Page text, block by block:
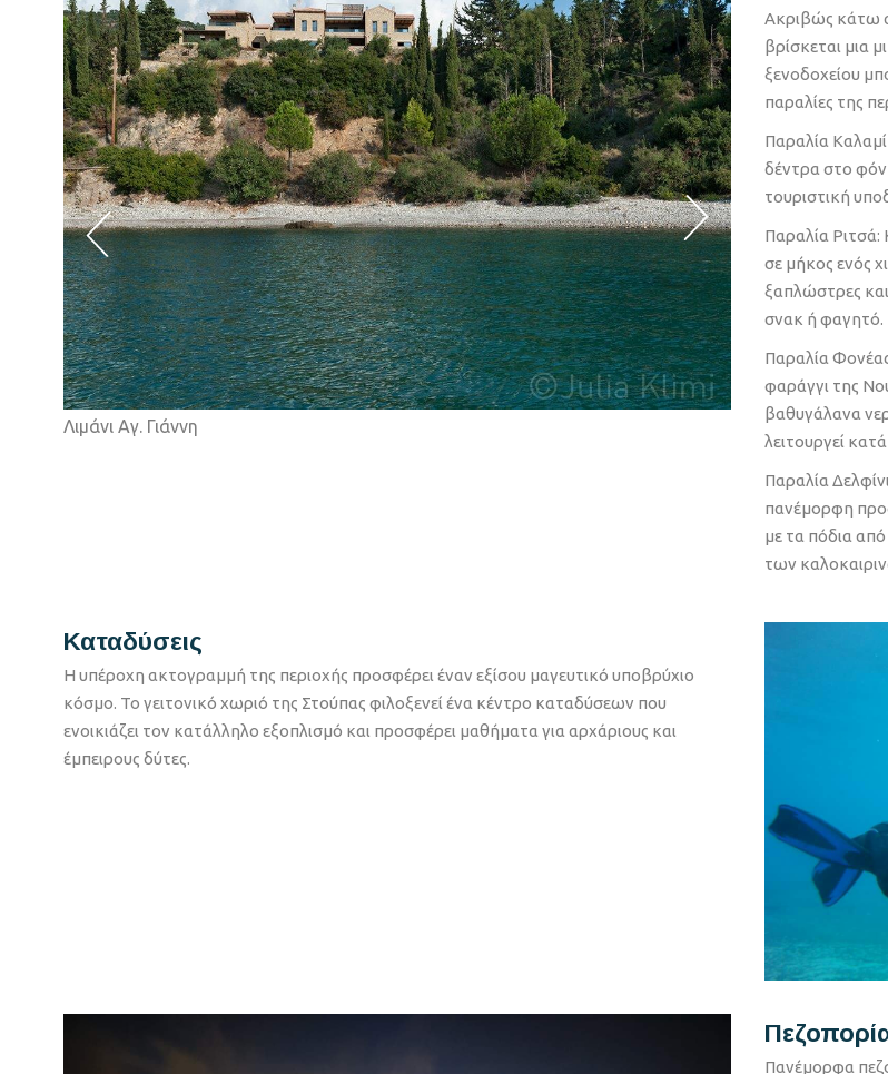
Ακριβώς κάτω
βρίσκεται μια
ξενοδοχείου
παραλίες της
Παραλία
δέντρα στο
τουριστική
Παραλία
σε μήκος ενός
ξαπλώστρες
σνακ ή φαγητό.
Παραλία
φαράγγι της
βαθυγάλανα
λειτουργεί
Παραλία
πανέμορφη
με τα πόδια
των
Καταδύσεις
Η υπέροχη ακτογραμμή της περιοχής προσφέρει έναν εξίσου μαγευτικό υποβρύχιο
κόσμο. Το γειτονικό χωριό της Στούπας φιλοξενεί ένα κέντρο καταδύσεων που
ενοικιάζει τον κατάλληλο εξοπλισμό και προσφέρει μαθήματα για αρχάριους και
έμπειρους δύτες.
Πανέμορφα